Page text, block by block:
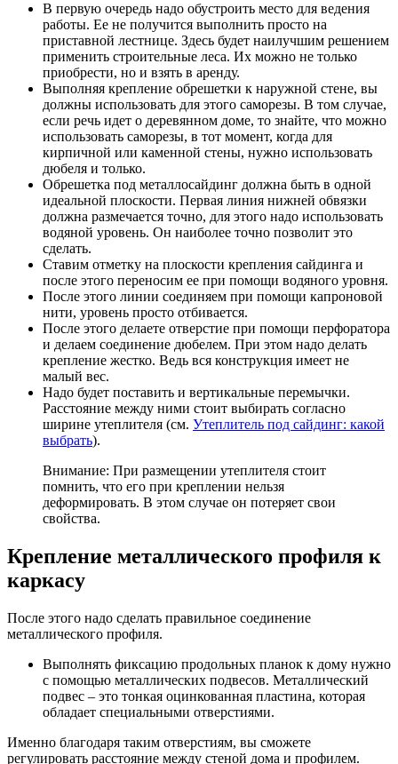
В первую очередь надо обустроить место для ведения
работы. Ее не получится выполнить просто на
приставной лестнице. Здесь будет наилучшим решением
применить строительные леса. Их можно не только
приобрести, но и взять в аренду.
Выполняя крепление обрешетки к наружной стене, вы
должны использовать для этого саморезы. В том случае,
если речь идет о деревянном доме, то знайте, что можно
использовать саморезы, в тот момент, когда для
кирпичной или каменной стены, нужно использовать
дюбеля и только.
Обрешетка под металлосайдинг должна быть в одной
идеальной плоскости. Первая линия нижней обвязки
должна размечается точно, для этого надо использовать
водяной уровень. Он наиболее точно позволит это
сделать.
Ставим отметку на плоскости крепления сайдинга и
после этого переносим ее при помощи водяного уровня.
После этого линии соединяем при помощи капроновой
нити, уровень просто отбивается.
После этого делаете отверстие при помощи перфоратора
и делаем соединение дюбелем. При этом надо делать
крепление жестко. Ведь вся конструкция имеет не
малый вес.
Надо будет поставить и вертикальные перемычки.
Расстояние между ними стоит выбирать согласно
ширине утеплителя (см. Утеплитель под сайдинг: какой
выбрать).
Внимание: При размещении утеплителя стоит
помнить, что его при креплении нельзя
деформировать. В этом случае он потеряет свои
свойства.
Крепление металлического профиля к
каркасу
После этого надо сделать правильное соединение
металлического профиля.
Выполнять фиксацию продольных планок к дому нужно
с помощью металлических подвесов. Металлический
подвес – это тонкая оцинкованная пластина, которая
обладает специальными отверстиями.
Именно благодаря таким отверстиям, вы сможете
регулировать расстояние между стеной дома и профилем.